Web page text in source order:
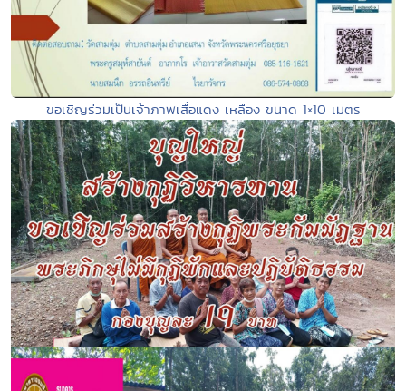
ขอเชิญร่วมเป็นเจ้าภาพเสื่อแดง เหลือง ขนาด 1×10 เมตร